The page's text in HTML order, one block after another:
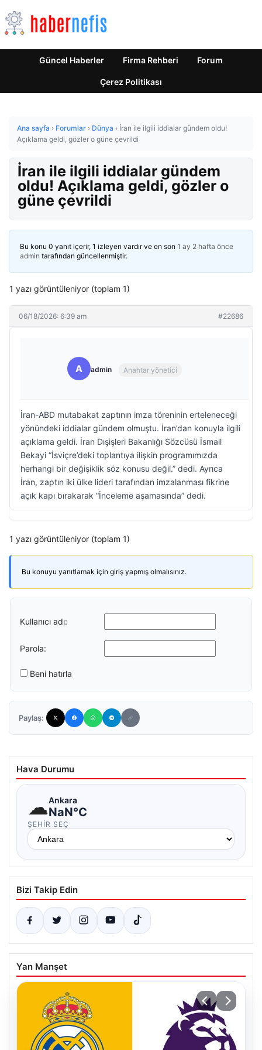
Güncel Haberler Firma Rehberi Forum
Çerez Politikası
Ana sayfa › Forumlar › Dünya › İran ile ilgili iddialar gündem oldu!
Açıklama geldi, gözler o güne çevrildi
İran ile ilgili iddialar gündem
oldu! Açıklama geldi, gözler o
güne çevrildi
Bu konu 0 yanıt içerir, 1 izleyen vardır ve en son 1 ay 2 hafta önce
admin tarafından güncellenmiştir.
1 yazı görüntüleniyor (toplam 1)
06/18/2026: 6:39 am #22686
A admin Anahtar yönetici
İran-ABD mutabakat zaptının imza töreninin erteleneceği
yönündeki iddialar gündem olmuştu. İran’dan konuyla ilgili
açıklama geldi. İran Dışişleri Bakanlığı Sözcüsü İsmail
Bekayi “İsviçre’deki toplantıya ilişkin programımızda
herhangi bir değişiklik söz konusu değil.” dedi. Ayrıca
İran, zaptın iki ülke lideri tarafından imzalanması fikrine
açık kapı bırakarak “İnceleme aşamasında” dedi.
1 yazı görüntüleniyor (toplam 1)
Bu konuyu yanıtlamak için giriş yapmış olmalısınız.
Kullanıcı adı:
Parola:
Beni hatırla
Paylaş:
Hava Durumu
☁Ankara
NaN°C
ŞEHIR SEÇ
Bizi Takip Edin
Yan Manşet